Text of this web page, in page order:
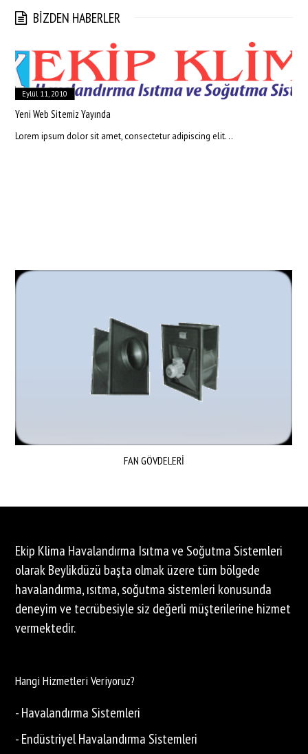
BİZDEN HABERLER
Eylül 11, 2010
Yeni Web Sitemiz Yayında
Lorem ipsum dolor sit amet, consectetur adipiscing elit. ..
FAN GÖVDELERİ
Ekip Klima Havalandırma Isıtma ve Soğutma Sistemleri
olarak Beylikdüzü başta olmak üzere tüm bölgede
havalandırma, ısıtma, soğutma sistemleri konusunda
deneyim ve tecrübesiyle siz değerli müşterilerine hizmet
vermektedir.
Hangi Hizmetleri Veriyoruz?
- Havalandırma Sistemleri
- Endüstriyel Havalandırma Sistemleri